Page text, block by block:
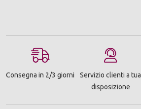
Consegna in 2/3 giorni
Servizio clienti a tua
disposizione